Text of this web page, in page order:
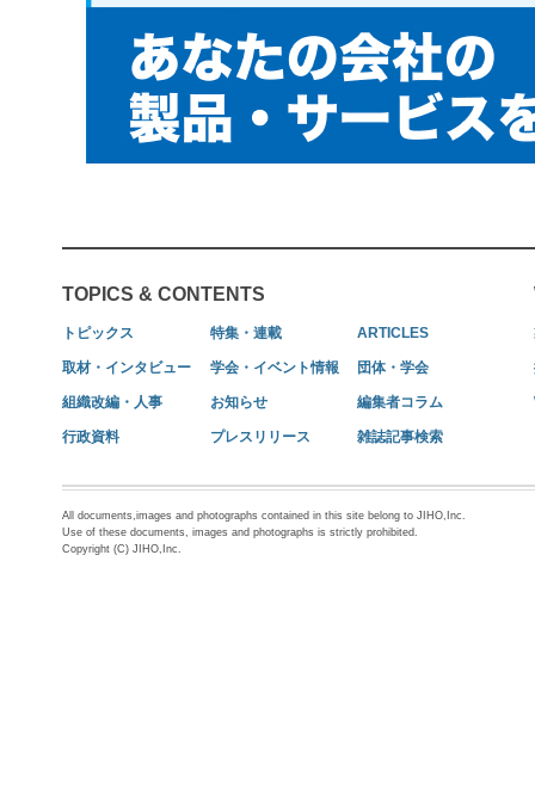
TOPICS & CONTENTS
トピックス 特集・連載 ARTICLES
取材・インタビュー 学会・イベント情報 団体・学会
組織改編・人事 お知らせ 編集者コラム
行政資料 プレスリリース 雑誌記事検索
All documents,images and photographs contained in this site belong to JIHO,Inc.
Use of these documents, images and photographs is strictly prohibited.
Copyright (C) JIHO,Inc.